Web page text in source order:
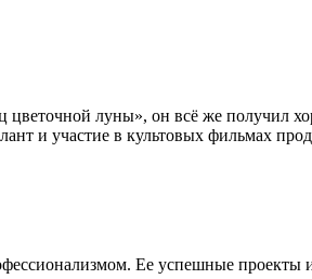
луны», он всё же получил
и участие в культовых фильмах
Ее успешные проекты